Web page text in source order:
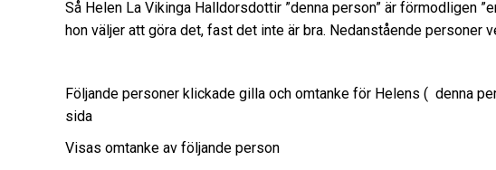
Så Helen La Vikinga Halldorsdottir ”denna person” är förmodligen
hon väljer att göra det, fast det inte är bra. Nedanstående personer
Följande personer klickade gilla och omtanke för Helens ( denna
sida
Visas omtanke av följande person